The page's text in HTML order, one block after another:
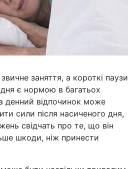
заняття, а короткі паузи
є нормою в багатьох
денний відпочинок може
сили після насиченого дня,
свідчать про те, що він
шкоди, ніж принести